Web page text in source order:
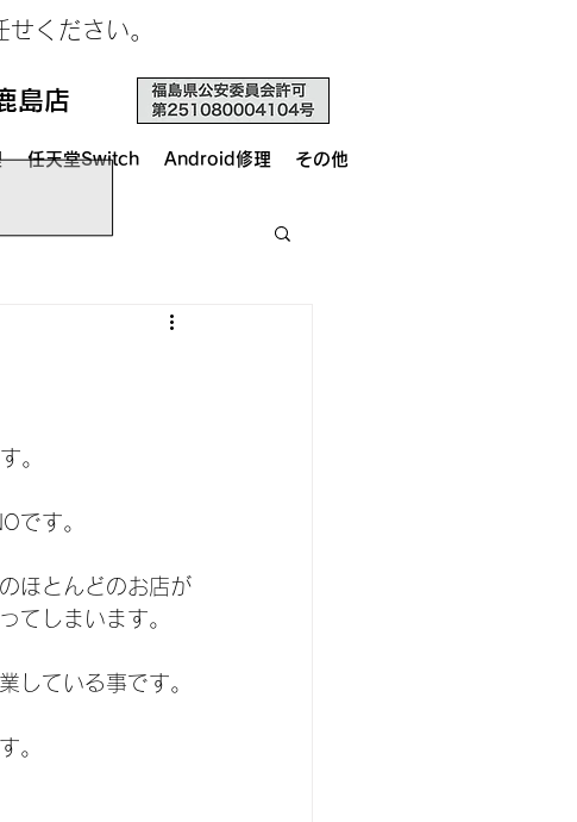
。
です。
ほとんどのお店が
てしまいます。
している事です。
。
ください。
任天堂Switch Android修理 その他
島店